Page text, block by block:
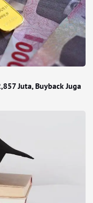
Juta, Buyback Juga